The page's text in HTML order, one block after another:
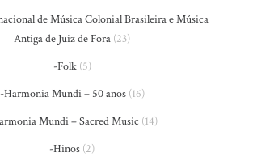
de Música Colonial Brasileira e Música
Antiga de Juiz de Fora (23)
-Folk(5)
-Harmonia Mundi – 50 anos(16)
Mundi – Sacred Music (14)
-Hinos (2)